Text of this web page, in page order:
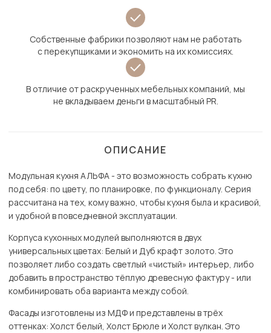
Собственные фабрики позволяют нам не работать
с перекупщиками и экономить на их комиссиях.
В отличие от раскрученных мебельных компаний, мы
не вкладываем деньги в масштабный PR.
ОПИСАНИЕ
Модульная кухня АЛЬФА - это возможность собрать кухню
под себя: по цвету, по планировке, по функционалу. Серия
рассчитана на тех, кому важно, чтобы кухня была и красивой,
и удобной в повседневной эксплуатации.
Корпуса кухонных модулей выполняются в двух
универсальных цветах: Белый и Дуб крафт золото. Это
позволяет либо создать светлый «чистый» интерьер, либо
добавить в пространство тёплую древесную фактуру - или
комбинировать оба варианта между собой.
Фасады изготовлены из МДФ и представлены в трёх
оттенках: Холст белый, Холст Брюле и Холст вулкан. Это